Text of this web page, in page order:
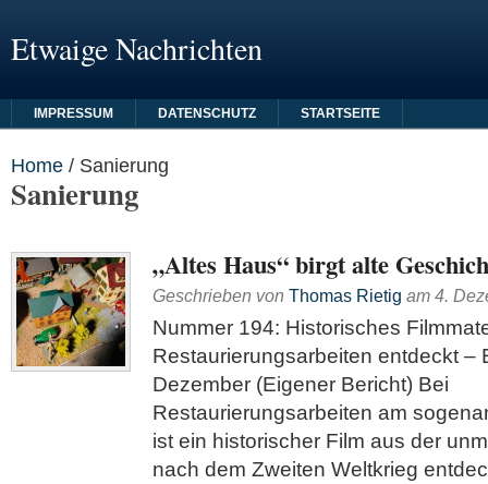
Etwaige Nachrichten
IMPRESSUM DATENSCHUTZ STARTSEITE
Home / Sanierung
Sanierung
„Altes Haus“ birgt alte
Geschrieben von Thomas Rietig am 4.
Nummer 194: Historisches
Restaurierungsarbeiten entdeckt –
Dezember (Eigener Bericht) Bei
Restaurierungsarbeiten am
ist ein historischer Film aus der
nach dem Zweiten Weltkrieg